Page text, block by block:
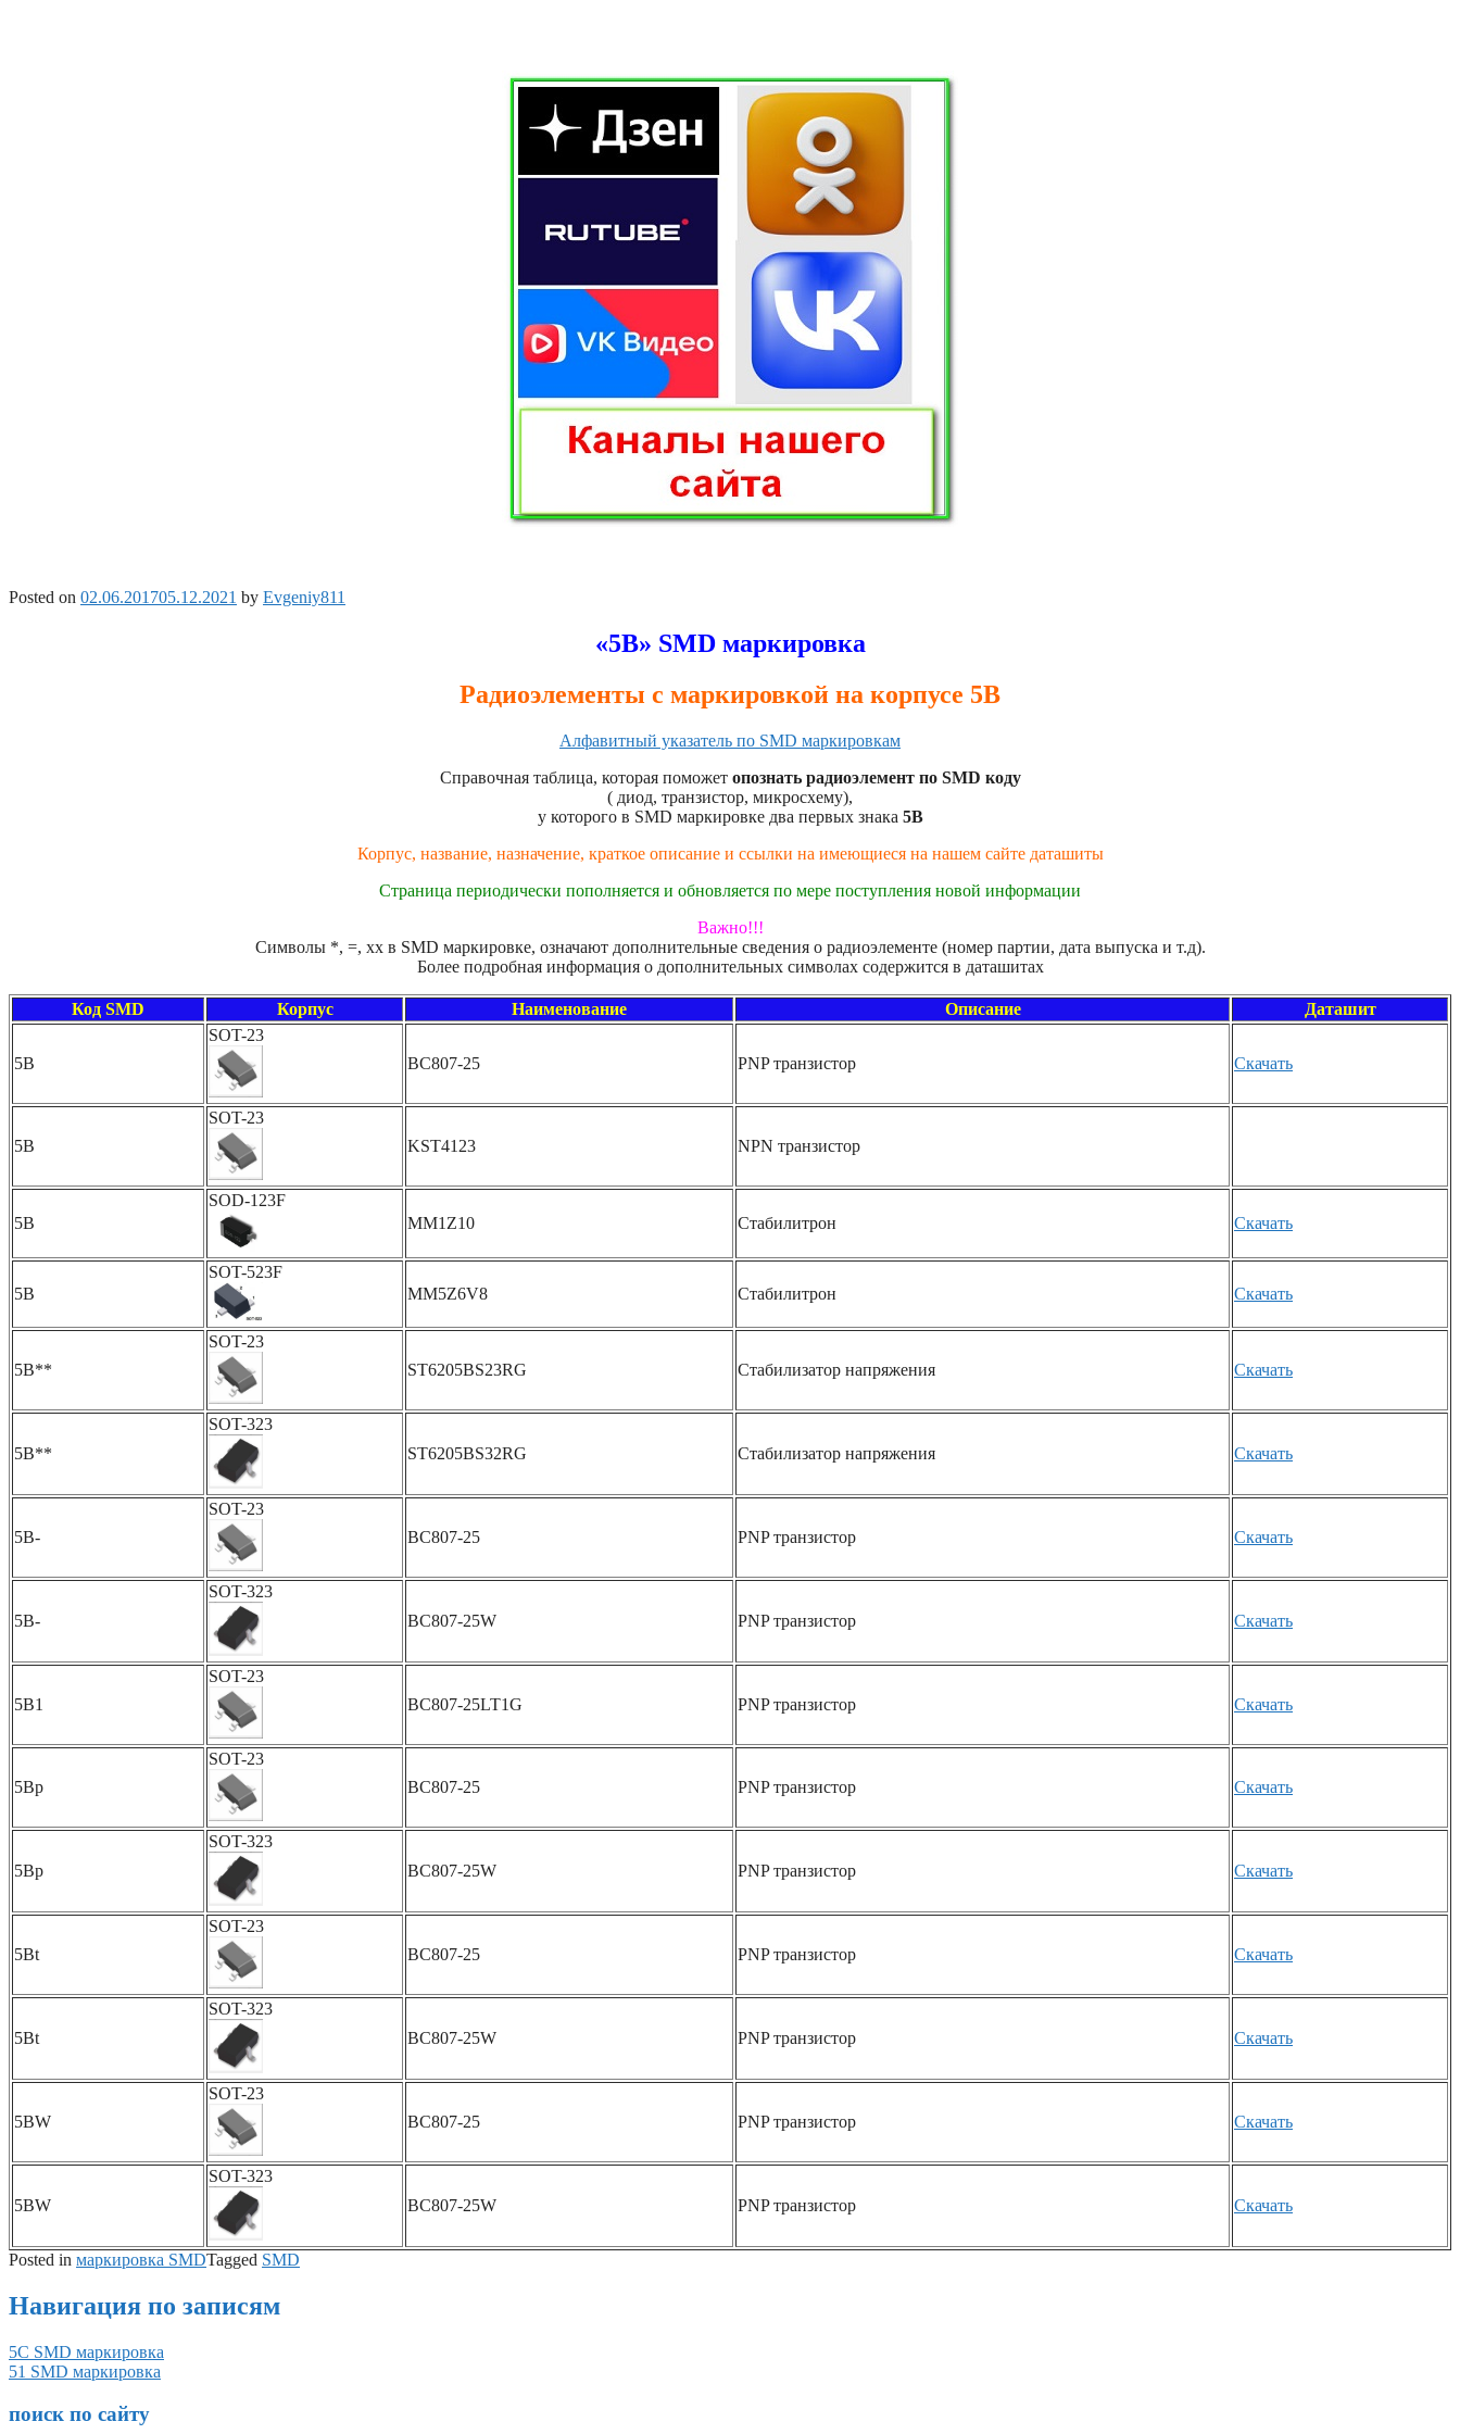
Posted on 02.06.201705.12.2021 by Evgeniy811
«5B» SMD маркировка
Радиоэлементы с маркировкой на корпусе 5B
Алфавитный указатель по SMD маркировкам
Справочная таблица, которая поможет опознать радиоэлемент по SMD коду
( диод, транзистор, микросхему),
у которого в SMD маркировке два первых знака 5B
Корпус, название, назначение, краткое описание и ссылки на имеющиеся на нашем сайте даташиты
Страница периодически пополняется и обновляется по мере поступления новой информации
Важно!!!
Символы *, =, xx в SMD маркировке, означают дополнительные сведения о радиоэлементе (номер партии, дата выпуска и т.д).
Более подробная информация о дополнительных символах содержится в даташитах
Код SMD Корпус Наименование Описание Даташит
5B
SOT-23
BC807-25
PNP транзистор Скачать
5B
SOT-23
KST4123
NPN транзистор
5B
SOD-123F
MM1Z10
Стабилитрон Скачать
5B
SOT-523F
MM5Z6V8
Стабилитрон Скачать
5B**
SOT-23
ST6205BS23RG
Стабилизатор напряжения Скачать
5B**
SOT-323
ST6205BS32RG
Стабилизатор напряжения Скачать
5B-
SOT-23
BC807-25
PNP транзистор Скачать
5B-
SOT-323
BC807-25W
PNP транзистор Скачать
5B1
SOT-23
BC807-25LT1G
PNP транзистор Скачать
5Bp
SOT-23
BC807-25
PNP транзистор Скачать
5Bp
SOT-323
BC807-25W
PNP транзистор Скачать
5Bt
SOT-23
BC807-25
PNP транзистор Скачать
5Bt
SOT-323
BC807-25W
PNP транзистор Скачать
5BW
SOT-23
BC807-25
PNP транзистор Скачать
5BW
SOT-323
BC807-25W
PNP транзистор Скачать
Posted in маркировка SMDTagged SMD
Навигация по записям
5C SMD маркировка
51 SMD маркировка
поиск по сайту